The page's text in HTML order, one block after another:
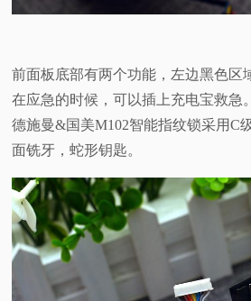
前面板底部有两个功能，左边黑色区
在应急的时候，可以插上充电宝救急
德施曼&国美M102智能指纹锁采用C
面铣牙，蛇形钥匙。